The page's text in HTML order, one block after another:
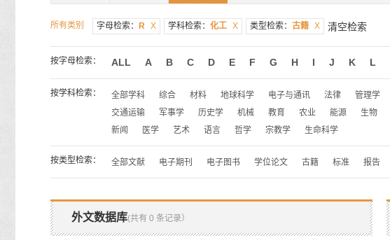
所有类别 字母检索： R X 学科检索： 化工 X 类型检索： 古籍 X 清空检索
按字母检索： ALL A B C D E F G H I J K L
按学科检索： 全部学科 综合 材料 地球科学 电子与通讯 法律 管理学
交通运输
军事学 历史学 机械 教育 农业 能源 生物
新闻
医学 艺术 语言 哲学 宗教学 生命科学
按类型检索： 全部文献 电子期刊 电子图书 学位论文 古籍 标准 报告
外文数据库(共有 0 条记录）